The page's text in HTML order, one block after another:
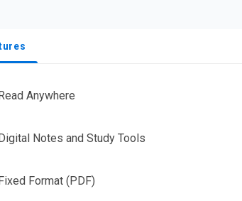
Anywhere
Notes and Study Tools
Format (PDF)